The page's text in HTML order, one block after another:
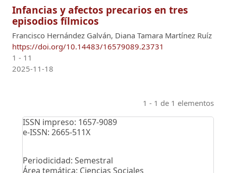
Infancias y afectos precarios en tres
episodios fílmicos
Francisco Hernández Galván, Diana Tamara Martínez Ruíz
https://doi.org/10.14483/16579089.23731
1 - 11
2025-11-18
1 - 1 de 1 elementos
ISSN impreso: 1657-9089
e-ISSN: 2665-511X
Periodicidad: Semestral
Área temática: Ciencias Sociales